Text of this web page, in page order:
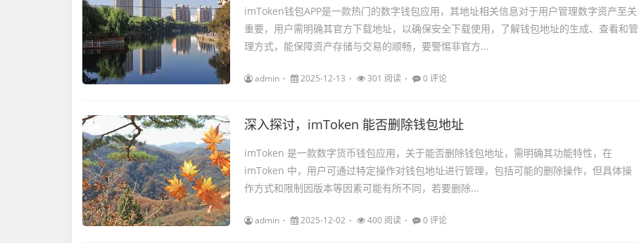
imToken钱包APP是一款热门的数字钱包应用，其地址相关信息对于用户管理数字资产至关
重要，用户需明确其官方下载地址，以确保安全下载使用，了解钱包地址的生成、查看和管
理方式，能保障资产存储与交易的顺畅，要警惕非官方...
admin 2025-12-13 301 阅读 0 评论
深入探讨，imToken 能否删除钱包地址
imToken 是一款数字货币钱包应用，关于能否删除钱包地址，需明确其功能特性，在
imToken 中，用户可通过特定操作对钱包地址进行管理，包括可能的删除操作，但具体操
作方式和限制因版本等因素可能有所不同，若要删除...
admin 2025-12-02 400 阅读 0 评论